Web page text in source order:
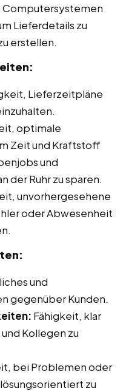
Computersystemen
Lieferdetails zu
erstellen.
Lieferzeitpläne
optimale
Zeit und Kraftstoff
und
der Ruhr zu sparen.
unvorhergesehene
oder Abwesenheit
und
gegenüber Kunden.
Fähigkeit, klar
Kollegen zu
bei Problemen oder
zu